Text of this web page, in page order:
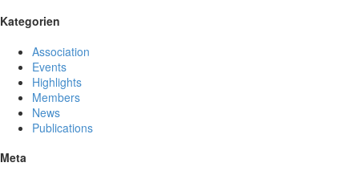
Kategorien
Association
Events
Highlights
Members
News
Publications
Meta